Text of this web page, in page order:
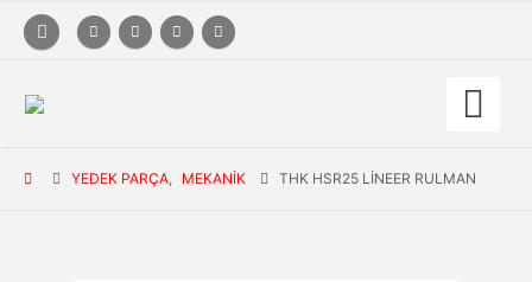
YEDEK PARÇA, MEKANIK THK HSR25 LINEER RULMAN